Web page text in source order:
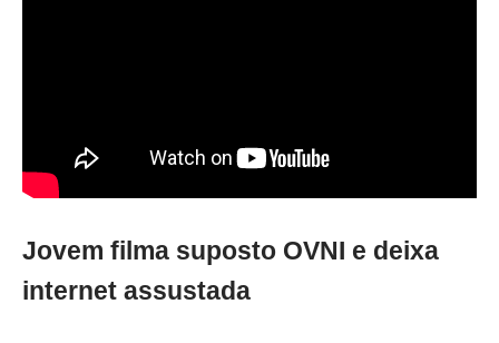
Jovem filma suposto OVNI e deixa
internet assustada